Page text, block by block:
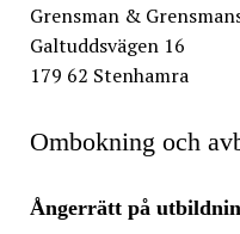
Grensman &
Galtuddsvägen 16
179 62 Stenhamra
Ombokning och
Ångerrätt på